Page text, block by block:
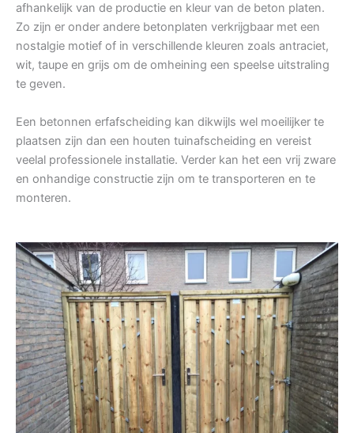
afhankelijk van de productie en kleur van de beton platen.
Zo zijn er onder andere betonplaten verkrijgbaar met een
nostalgie motief of in verschillende kleuren zoals antraciet,
wit, taupe en grijs om de omheining een speelse uitstraling
te geven.
Een betonnen erfafscheiding kan dikwijls wel moeilijker te
plaatsen zijn dan een houten tuinafscheiding en vereist
veelal professionele installatie. Verder kan het een vrij zware
en onhandige constructie zijn om te transporteren en te
monteren.